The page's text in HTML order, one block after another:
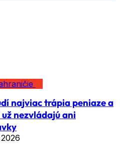
najviac trápia peniaze a
nezvládajú ani